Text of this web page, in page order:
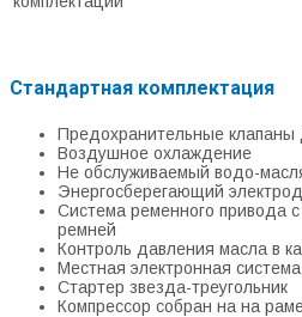
Стандартная комплектация
Предохранительные клапаны
Воздушное охлаждение
Не обслуживаемый водо-
Энергосберегающий
Система ременного привода
ремней
Контроль давления масла в
Местная электронная
Стартер звезда-треугольник
Компрессор собран на на